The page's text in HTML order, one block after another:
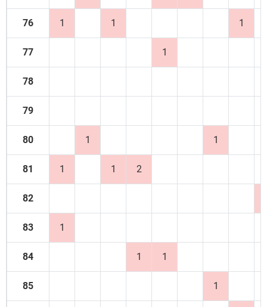
76 1 1 1
77 1
78
79
80 1 1
81 1 1 2
82
83 1
84 1 1
85 1